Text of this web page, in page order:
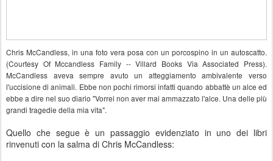
Chris McCandless, in una foto vera posa con un porcospino in un autoscatto.
(Courtesy Of Mccandless Family -- Villard Books Via Associated Press).
McCandless aveva sempre avuto un atteggiamento ambivalente verso
l'uccisione di animali. Ebbe non pochi rimorsi infatti quando abbattè un alce ed
ebbe a dire nel suo diario "Vorrei non aver mai ammazzato l'alce. Una delle più
grandi tragedie della mia vita".
Quello che segue è un passaggio evidenziato in uno dei libri
rinvenuti con la salma di Chris McCandless: